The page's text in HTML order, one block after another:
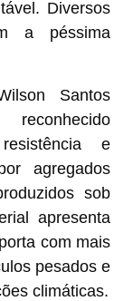
Diversos
a péssima
Santos
e
agregados
sob
apresenta
com mais
pesados e
climáticas.